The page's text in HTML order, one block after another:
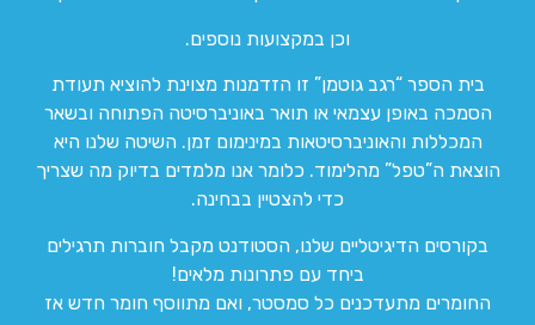
וכן במקצועות נוספים.
בית הספר “רגב גוטמן” זו הזדמנות מצוינת להוציא תעודת
הסמכה באופן עצמאי או תואר באוניברסיטה הפתוחה ובשאר
המכללות והאוניברסיטאות במינימום זמן. השיטה שלנו היא
הוצאת ה”טפל” מהלימוד. כלומר אנו מלמדים בדיוק מה שצריך
כדי להצטיין בבחינה.
בקורסים הדיגיטליים שלנו, הסטודנט מקבל חוברות תרגילים
ביחד עם פתרונות מלאים!
החומרים מתעדכנים כל סמסטר, ואם מתווסף חומר חדש אז